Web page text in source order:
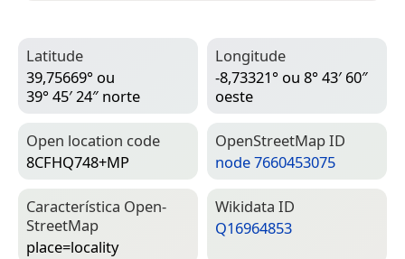
Latitude
39,75669° ou
39° 45′ 24″ norte
Longitude
-8,73321° ou 8° 43′ 60″
oeste
Open location code
8CFHQ748+MP
Open­Street­Map ID
node 7660453075
Característica Open­
Street­Map
place=­locality
Wiki­data ID
Q16964853